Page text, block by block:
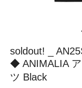
soldout! _
◆ ANIMALIA
ツ Black